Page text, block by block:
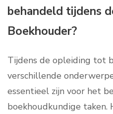
behandeld tijdens
Boekhouder?
Tijdens de opleiding tot
verschillende
essentieel zijn voor het
boekhoudkundige taken.